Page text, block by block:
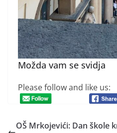
Možda vam se svidja
Please follow and like us:
OŠ Mrkojevići: Dan škole